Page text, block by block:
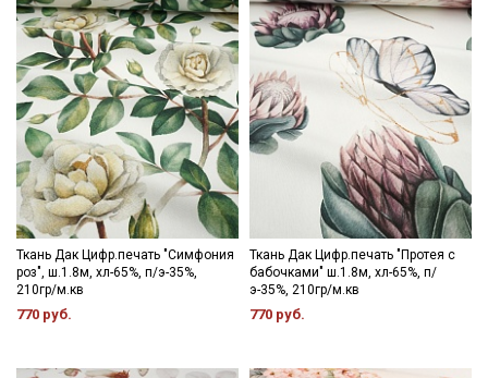
Ткань Дак Цифр.печать "Симфония
роз", ш.1.8м, хл-65%, п/э-35%,
210гр/м.кв
770 руб.
Ткань Дак Цифр.печать "Протея с
бабочками" ш.1.8м, хл-65%, п/
э-35%, 210гр/м.кв
770 руб.
Секретная рассылка от Купава
Мы публикуем здесь дополнительные
промокоды и скидки до 30% на узкие
категории тканей
Электронная почта